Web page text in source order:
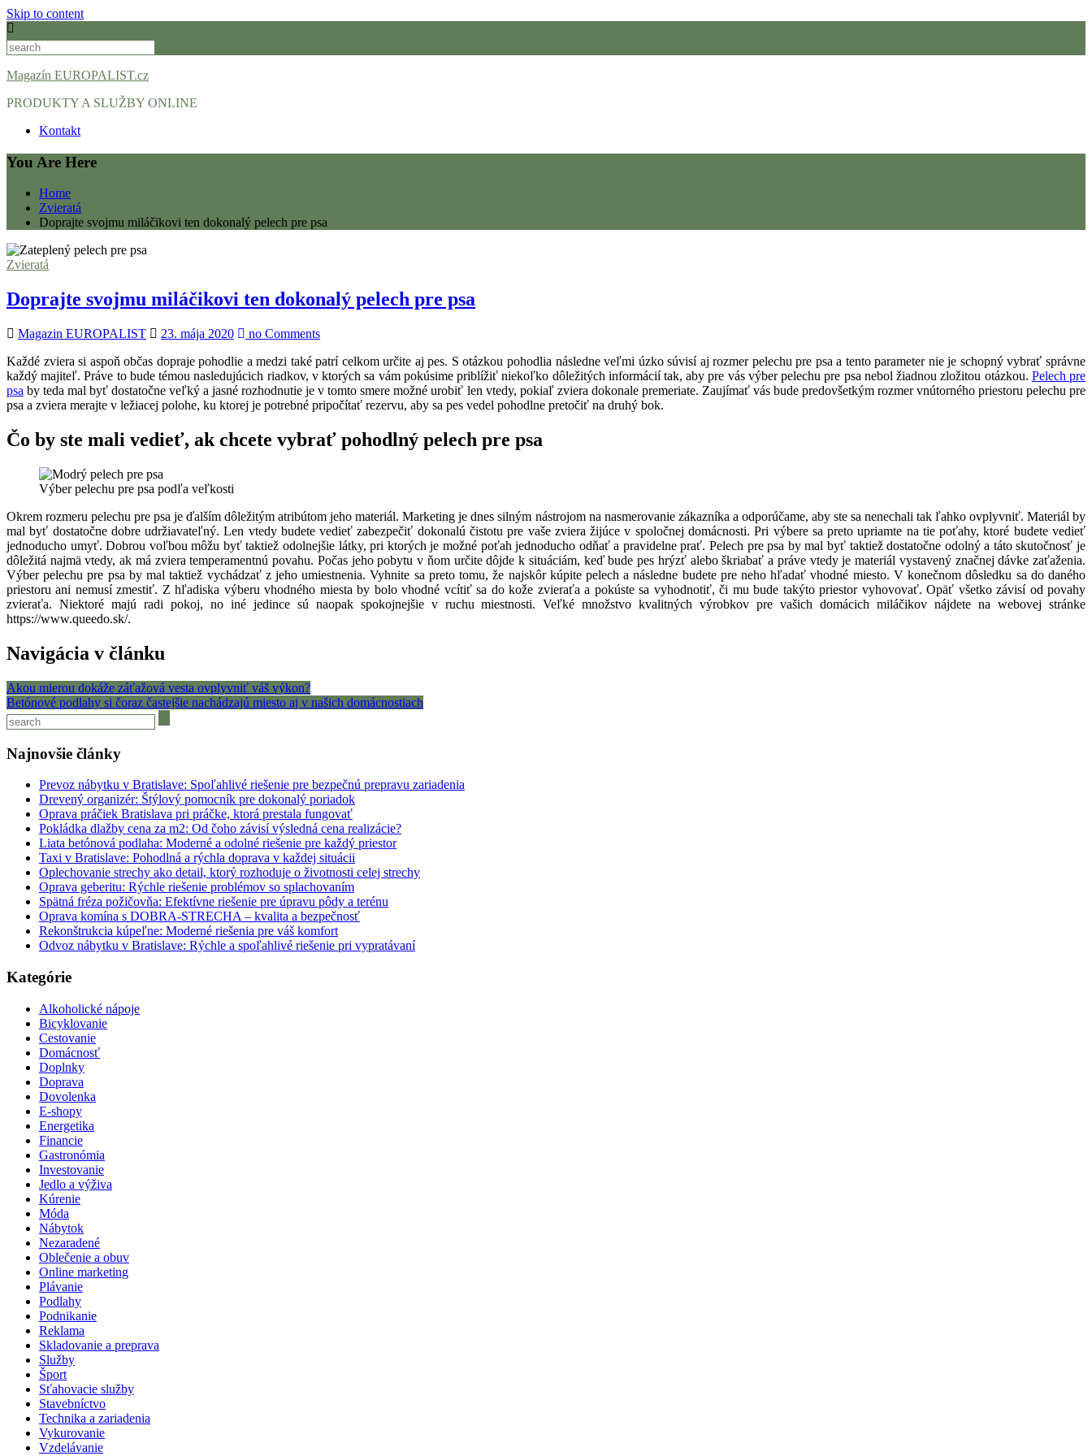
Skip to content
Magazín EUROPALIST.cz
PRODUKTY A SLUŽBY ONLINE
Kontakt
You Are Here
Home
Zvieratá
Doprajte svojmu miláčikovi ten dokonalý pelech pre psa
Zvieratá
Doprajte svojmu miláčikovi ten dokonalý pelech pre psa
Magazin EUROPALIST 23. mája 2020
no Comments
Každé zviera si aspoň občas dopraje pohodlie a medzi také patrí celkom určite aj pes. S otázkou pohodlia následne veľmi úzko súvisí aj rozmer pelechu pre psa a tento parameter nie je schopný vybrať správne
každý majiteľ. Práve to bude témou nasledujúcich riadkov, v ktorých sa vám pokúsime priblížiť niekoľko dôležitých informácií tak, aby pre vás výber pelechu pre psa nebol žiadnou zložitou otázkou. Pelech pre
psa by teda mal byť dostatočne veľký a jasné rozhodnutie je v tomto smere možné urobiť len vtedy, pokiaľ zviera dokonale premeriate. Zaujímať vás bude predovšetkým rozmer vnútorného priestoru pelechu pre
psa a zviera merajte v ležiacej polohe, ku ktorej je potrebné pripočítať rezervu, aby sa pes vedel pohodlne pretočiť na druhý bok.
Čo by ste mali vedieť, ak chcete vybrať pohodlný pelech pre psa
Výber pelechu pre psa podľa veľkosti
Okrem rozmeru pelechu pre psa je ďalším dôležitým atribútom jeho materiál. Marketing je dnes silným nástrojom na nasmerovanie zákazníka a odporúčame, aby ste sa nenechali tak ľahko ovplyvniť. Materiál by
mal byť dostatočne dobre udržiavateľný. Len vtedy budete vedieť zabezpečiť dokonalú čistotu pre vaše zviera žijúce v spoločnej domácnosti. Pri výbere sa preto upriamte na tie poťahy, ktoré budete vedieť
jednoducho umyť. Dobrou voľbou môžu byť taktiež odolnejšie látky, pri ktorých je možné poťah jednoducho odňať a pravidelne prať. Pelech pre psa by mal byť taktiež dostatočne odolný a táto skutočnosť je
dôležitá najmä vtedy, ak má zviera temperamentnú povahu. Počas jeho pobytu v ňom určite dôjde k situáciám, keď bude pes hrýzť alebo škriabať a práve vtedy je materiál vystavený značnej dávke zaťaženia.
Výber pelechu pre psa by mal taktiež vychádzať z jeho umiestnenia. Vyhnite sa preto tomu, že najskôr kúpite pelech a následne budete pre neho hľadať vhodné miesto. V konečnom dôsledku sa do daného
priestoru ani nemusí zmestiť. Z hľadiska výberu vhodného miesta by bolo vhodné vcítiť sa do kože zvieraťa a pokúste sa vyhodnotiť, či mu bude takýto priestor vyhovovať. Opäť všetko závisí od povahy
zvieraťa. Niektoré majú radi pokoj, no iné jedince sú naopak spokojnejšie v ruchu miestnosti.Veľké množstvo kvalitných výrobkov pre vašich domácich miláčikov nájdete na webovej stránke
https://www.queedo.sk/.
Navigácia v článku
Akou mierou dokáže záťažová vesta ovplyvniť váš výkon?
Betónové podlahy si čoraz častejšie nachádzajú miesto aj v našich domácnostiach
Najnovšie články
Prevoz nábytku v Bratislave: Spoľahlivé riešenie pre bezpečnú prepravu zariadenia
Drevený organizér: Štýlový pomocník pre dokonalý poriadok
Oprava práčiek Bratislava pri práčke, ktorá prestala fungovať
Pokládka dlažby cena za m2: Od čoho závisí výsledná cena realizácie?
Liata betónová podlaha: Moderné a odolné riešenie pre každý priestor
Taxi v Bratislave: Pohodlná a rýchla doprava v každej situácii
Oplechovanie strechy ako detail, ktorý rozhoduje o životnosti celej strechy
Oprava geberitu: Rýchle riešenie problémov so splachovaním
Spätná fréza požičovňa: Efektívne riešenie pre úpravu pôdy a terénu
Oprava komína s DOBRA-STRECHA – kvalita a bezpečnosť
Rekonštrukcia kúpeľne: Moderné riešenia pre váš komfort
Odvoz nábytku v Bratislave: Rýchle a spoľahlivé riešenie pri vypratávaní
Kategórie
Alkoholické nápoje
Bicyklovanie
Cestovanie
Domácnosť
Doplnky
Doprava
Dovolenka
E-shopy
Energetika
Financie
Gastronómia
Investovanie
Jedlo a výživa
Kúrenie
Móda
Nábytok
Nezaradené
Oblečenie a obuv
Online marketing
Plávanie
Podlahy
Podnikanie
Reklama
Skladovanie a preprava
Služby
Šport
Sťahovacie služby
Stavebníctvo
Technika a zariadenia
Vykurovanie
Vzdelávanie